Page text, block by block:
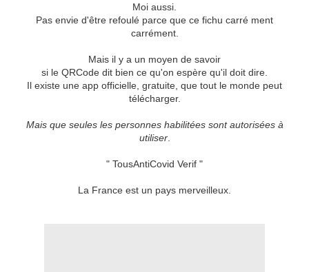
Moi aussi.
Pas envie d'être refoulé parce que ce fichu carré ment
carrément.
Mais il y a un moyen de savoir
si le QRCode dit bien ce qu'on espère qu'il doit dire.
Il existe une app officielle, gratuite, que tout le monde peut
télécharger.
Mais que seules les personnes habilitées sont autorisées à
utiliser.
" TousAntiCovid Verif "
La France est un pays merveilleux.